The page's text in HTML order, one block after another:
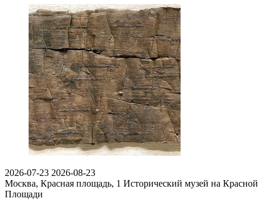
2026-07-23 2026-08-23
Москва, Красная площадь, 1 Исторический музей на Красной
Площади